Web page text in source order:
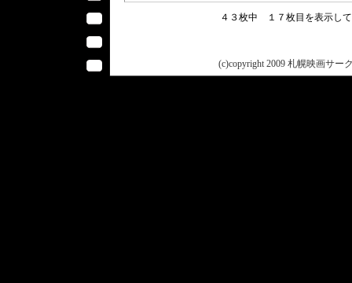
４３枚中 １７枚目を表示し
(c)copyright 2009 札幌映画サー